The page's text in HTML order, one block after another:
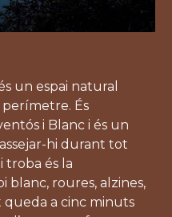
un espai natural
És
i Blanc i és un
hi durant tot
troba és la
blanc, roures, alzines,
queda a cinc minuts